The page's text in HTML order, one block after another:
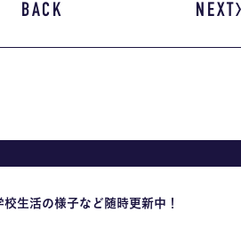
BACK NEXT
校生活の様子など随時更新中！